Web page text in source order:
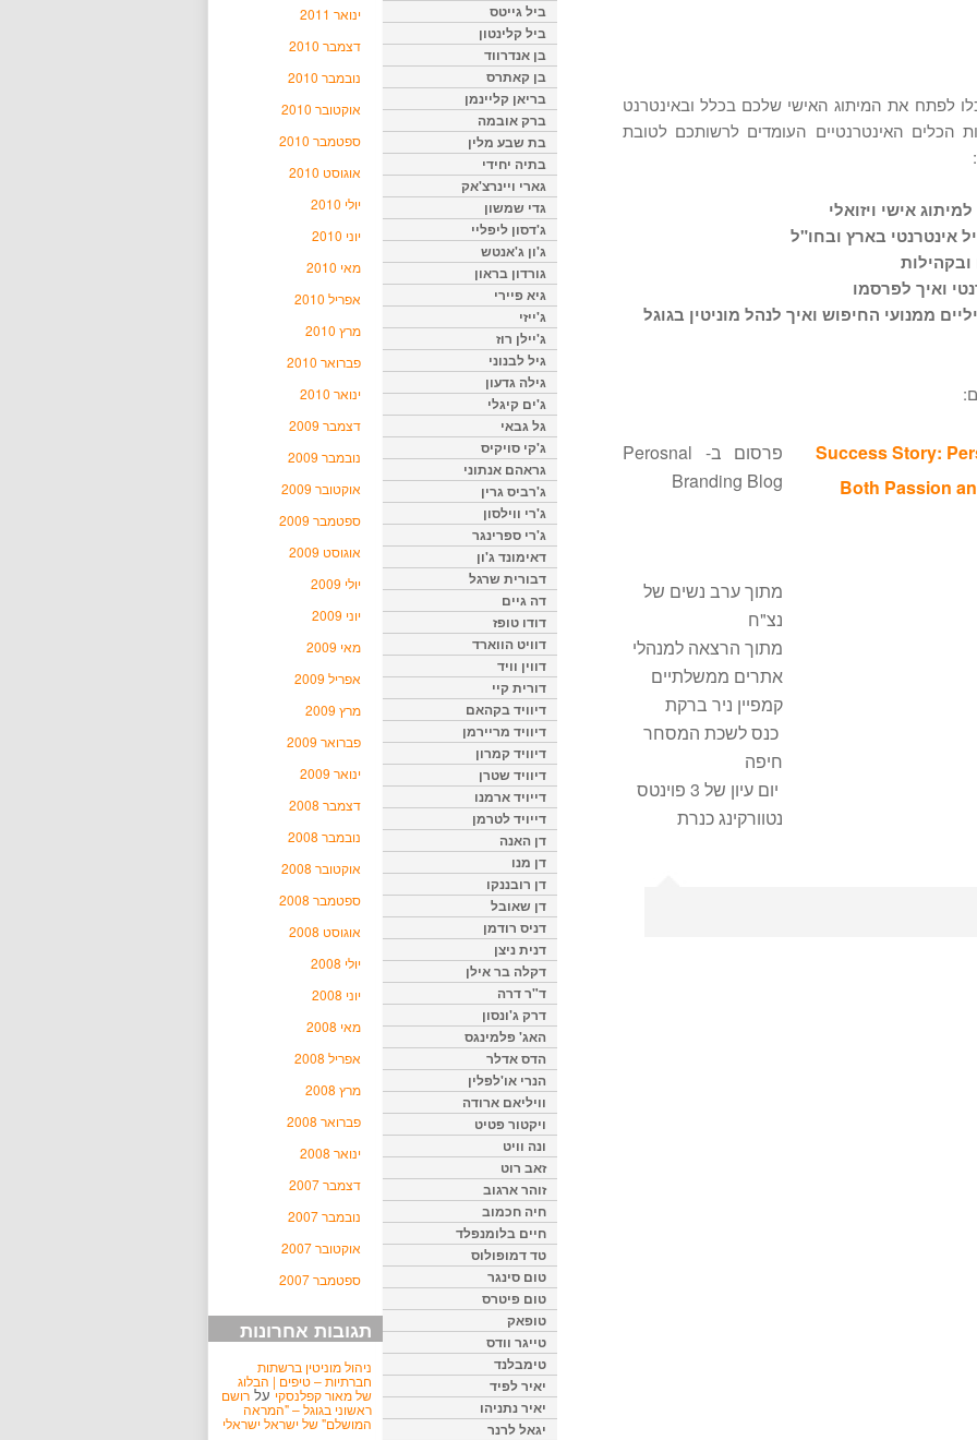
לפתח את המיתוג האישי שלכם בכלל ובאינטרנט
האינטרנטיים העומדים לרשותכם לטובת
אישי ויזואלי
אינטרנטי בארץ ובחו"ל
ואיך לפרסמו
ממנועי החיפוש ואיך לנהל מוניטין בגוגל
Success Story:
Both Passion
פרסום ב- Perosnal
Branding Blog
מתוך ערב נשים של
נצ"ח
מתוך הרצאה למנהלי
אתרים ממשלתיים
קמפיין ניר ברקת
כנס לשכת המסחר
חיפה
יום עיון של 3 פוינטס
נטוורקינג כנרת
ינואר 2011
דצמבר 2010
נובמבר 2010
אוקטובר 2010
ספטמבר 2010
אוגוסט 2010
יולי 2010
יוני 2010
מאי 2010
אפריל 2010
מרץ 2010
פברואר 2010
ינואר 2010
דצמבר 2009
נובמבר 2009
אוקטובר 2009
ספטמבר 2009
אוגוסט 2009
יולי 2009
יוני 2009
מאי 2009
אפריל 2009
מרץ 2009
פברואר 2009
ינואר 2009
דצמבר 2008
נובמבר 2008
אוקטובר 2008
ספטמבר 2008
אוגוסט 2008
יולי 2008
יוני 2008
מאי 2008
אפריל 2008
מרץ 2008
פברואר 2008
ינואר 2008
דצמבר 2007
נובמבר 2007
אוקטובר 2007
ספטמבר 2007
תגובות אחרונות
ניהול מוניטין ברשתות
חברתיות – טיפים | הבלוג
של מאור קפלנסקיעל רושם
ראשוני בגוגל – "המראה
המושלם" של ישראל ישראלי
ביל גייטס
ביל קלינטון
בן אנדרווד
בן קאתרס
בריאן קליינמן
ברק אובמה
בת שבע מלין
בתיה יחידי
גארי ויינרצ'אק
גדי שמשון
ג'דסון ליפליי
ג'ון ג'אנטש
גורדון בראון
גיא פיירי
ג'ייזי
ג'יילן רוז
גיל לבנוני
גילה גדעון
ג'ים קיגלי
גל גבאי
ג'קי סויקיס
גראהם אנתוני
ג'רביס גרין
ג'רי ווילסון
ג'רי ספרינגר
דאימונד ג'ון
דבורית שרגל
דה גיים
דודו טופז
דוויט הווארד
דווין וויד
דורית קיי
דיוויד בקהאם
דיוויד מריירמן
דיוויד קמרון
דיוויד שטרן
דייויד ארמנו
דייויד לטרמן
דן האנה
דן מנו
דן רובננקו
דן שאובל
דניס רודמן
דנית ניצן
דקלה בר אילן
ד"ר דרה
דרק ג'ונסון
האג' פלמינגס
הדס אדלר
הנרי או'לפלין
וויליאם ארודה
ויקטור פטיט
ונה וויט
זאב רוט
זוהר ארגוב
חיה חכמוב
חיים בלומנפלד
טד דמופולוס
טום סינגר
טום פיטרס
טופאק
טייגר וודס
טימבלנד
יאיר לפיד
יאיר נתניהו
יגאל לרנר